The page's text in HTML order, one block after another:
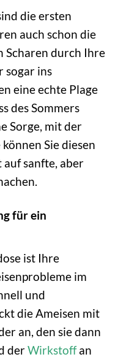
die ersten
auch schon die
Scharen durch Ihre
sogar ins
eine echte Plage
des Sommers
Sorge, mit der
Sie diesen
sanfte, aber
für ein
ist Ihre
im
und
die Ameisen mit
an, den sie dann
derWirkstoffan